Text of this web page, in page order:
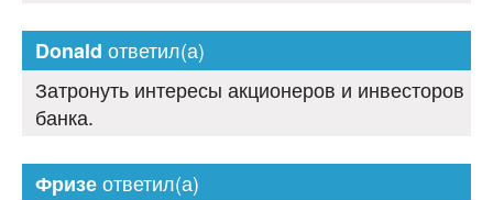
Donald ответил(а)
Затронуть интересы акционеров и инвесторов
банка.
Фризеответил(а)